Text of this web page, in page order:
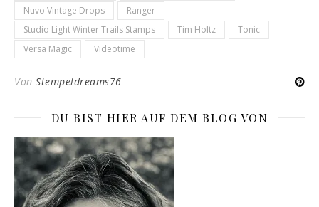
Nuvo Vintage Drops
Ranger
Studio Light Winter Trails Stamps
Tim Holtz
Tonic
Versa Magic
Videotime
Von Stempeldreams76
DU BIST HIER AUF DEM BLOG VON